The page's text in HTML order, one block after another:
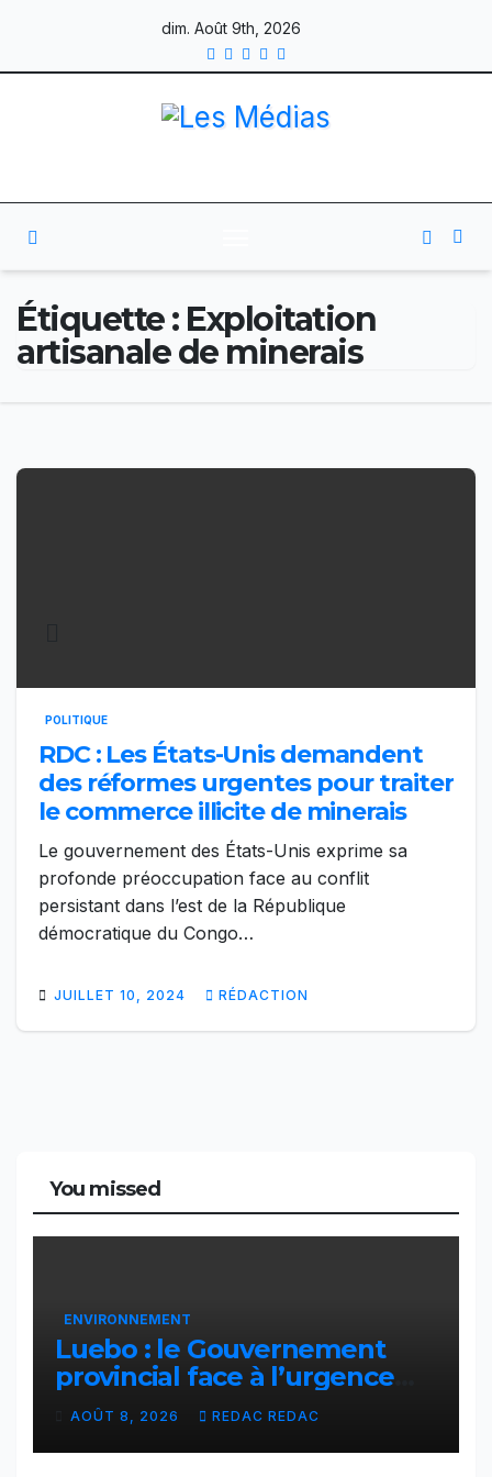
dim. Août 9th, 2026
Étiquette : Exploitation
artisanale de minerais
POLITIQUE
RDC : Les États-Unis demandent
des réformes urgentes pour traiter
le commerce illicite de minerais
Le gouvernement des États-Unis exprime sa
profonde préoccupation face au conflit
persistant dans l’est de la République
démocratique du Congo…
JUILLET 10, 2024 RÉDACTION
You missed
ENVIRONNEMENT
Luebo : le Gouvernement
provincial face à l’urgence
des érosions qui menacent la
cité
AOÛT 8, 2026 REDAC REDAC